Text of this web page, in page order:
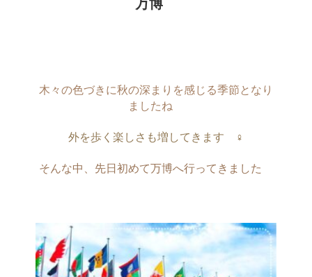
万博
木々の色づきに秋の深まりを感じる季節となり
ましたね
外を歩く楽しさも増してきます　‍♀️
そんな中、先日初めて万博へ行ってきました